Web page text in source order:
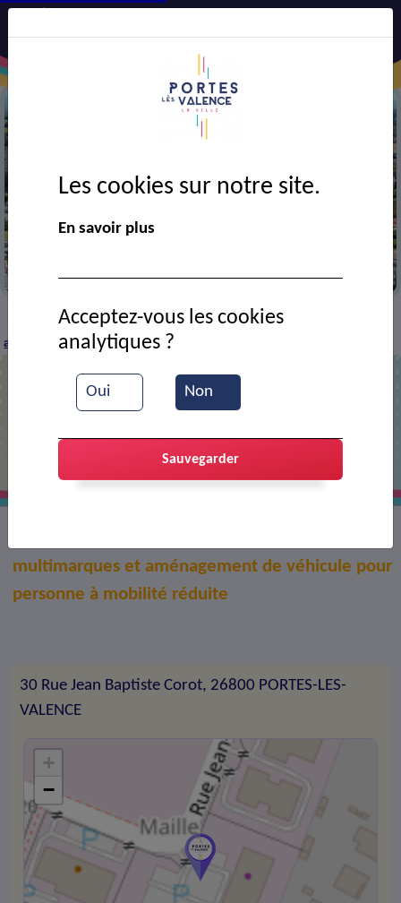
> CADRE DE VIE > Economie >Entreprises et
artisans
>SMJ ROMANAT
multimarques et aménagement de véhicule pour
personne à mobilité réduite
30 Rue Jean Baptiste Corot, 26800 PORTES-LES-
VALENCE
+
−
Les cookies sur notre site.
En savoir plus
Oui Non
Acceptez-vous les cookies
analytiques ?
Sauvegarder